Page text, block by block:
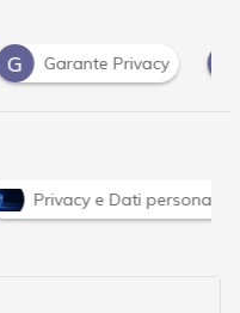
Privacy G Gdpr
Privacy e Dati personali